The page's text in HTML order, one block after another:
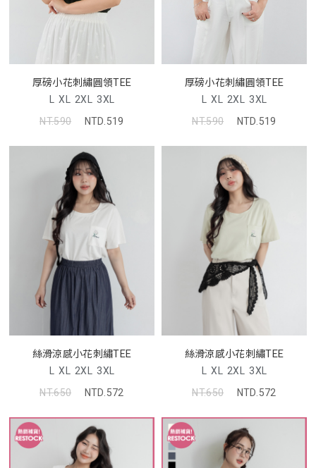
厚磅小花刺繡圓領TEE
L XL 2XL 3XL
NT.590
NTD.519
厚磅小花刺繡圓領TEE
L XL 2XL 3XL
NT.590
NTD.519
絲滑涼感小花刺繡TEE
L XL 2XL 3XL
NT.650
NTD.572
絲滑涼感小花刺繡TEE
L XL 2XL 3XL
NT.650
NTD.572